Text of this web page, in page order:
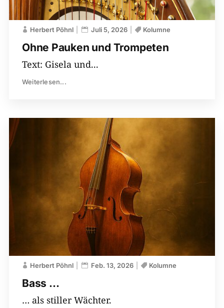
Ohne Pauken und Trompeten
Herbert Pöhnl Juli 5, 2026 Kolumne
Text: Gisela und...
Weiterlesen...
Bass …
Herbert Pöhnl Feb. 13, 2026 Kolumne
… als stiller Wächter.